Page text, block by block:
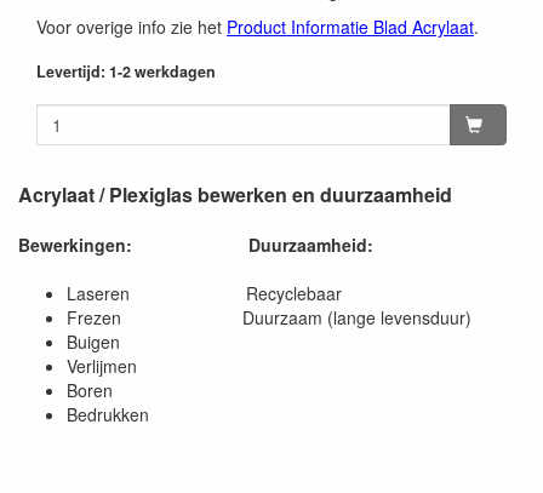
Voor overige info zie het Product Informatie Blad Acrylaat.
Levertijd: 1-2 werkdagen
Acrylaat / Plexiglas bewerken en duurzaamheid
Bewerkingen:
Duurzaamheid:
Laseren Recyclebaar
Frezen Duurzaam (lange levensduur)
Buigen
Verlijmen
Boren
Bedrukken